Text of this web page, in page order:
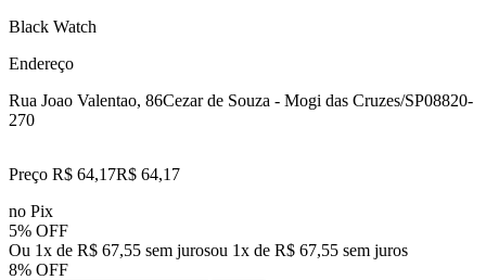
Black Watch
Endereço
Rua Joao Valentao, 86Cezar de Souza - Mogi das Cruzes/SP08820-
270
Preço R$ 64,17R$ 64,17
no Pix
5% OFF
Ou 1x de R$ 67,55 sem jurosou 1x de R$ 67,55 sem juros
8% OFF